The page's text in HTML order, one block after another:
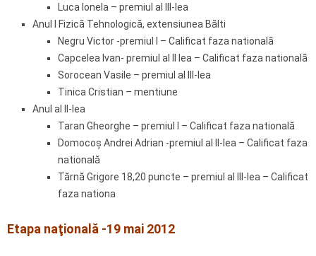
Luca Ionela – premiul al III-lea
Anul I Fizică Tehnologică, extensiunea Bălti
Negru Victor -premiul I – Calificat faza natională
Capcelea Ivan- premiul al II lea – Calificat faza natională
Sorocean Vasile – premiul al III-lea
Tinica Cristian – mentiune
Anul al II-lea
Taran Gheorghe – premiul I – Calificat faza natională
Domocoş Andrei Adrian -premiul al II-lea – Calificat faza
natională
Tărnă Grigore 18,20 puncte – premiul al III-lea – Calificat
faza nationa
Etapa naţională -19 mai 2012